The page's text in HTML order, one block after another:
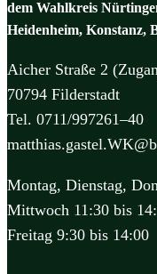
dem Wahlkreis
Heidenheim, Konstanz,
Aicher Straße 2
70794 Filderstadt
Tel. 0711/997261–40
Montag, Dienstag,
Mittwoch 11:30 bis
Freitag 9:30 bis 14:00